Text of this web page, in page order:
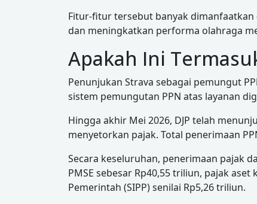
Fitur-fitur tersebut banyak
dan meningkatkan performa olahraga
Apakah Ini
Penunjukan Strava sebagai pemungut
sistem pemungutan PPN atas layanan
Hingga akhir Mei 2026, DJP telah
menyetorkan pajak. Total penerimaan
Secara keseluruhan, penerimaan pajak
PMSE sebesar Rp40,55 triliun, pajak
Pemerintah (SIPP) senilai Rp5,26 triliun.